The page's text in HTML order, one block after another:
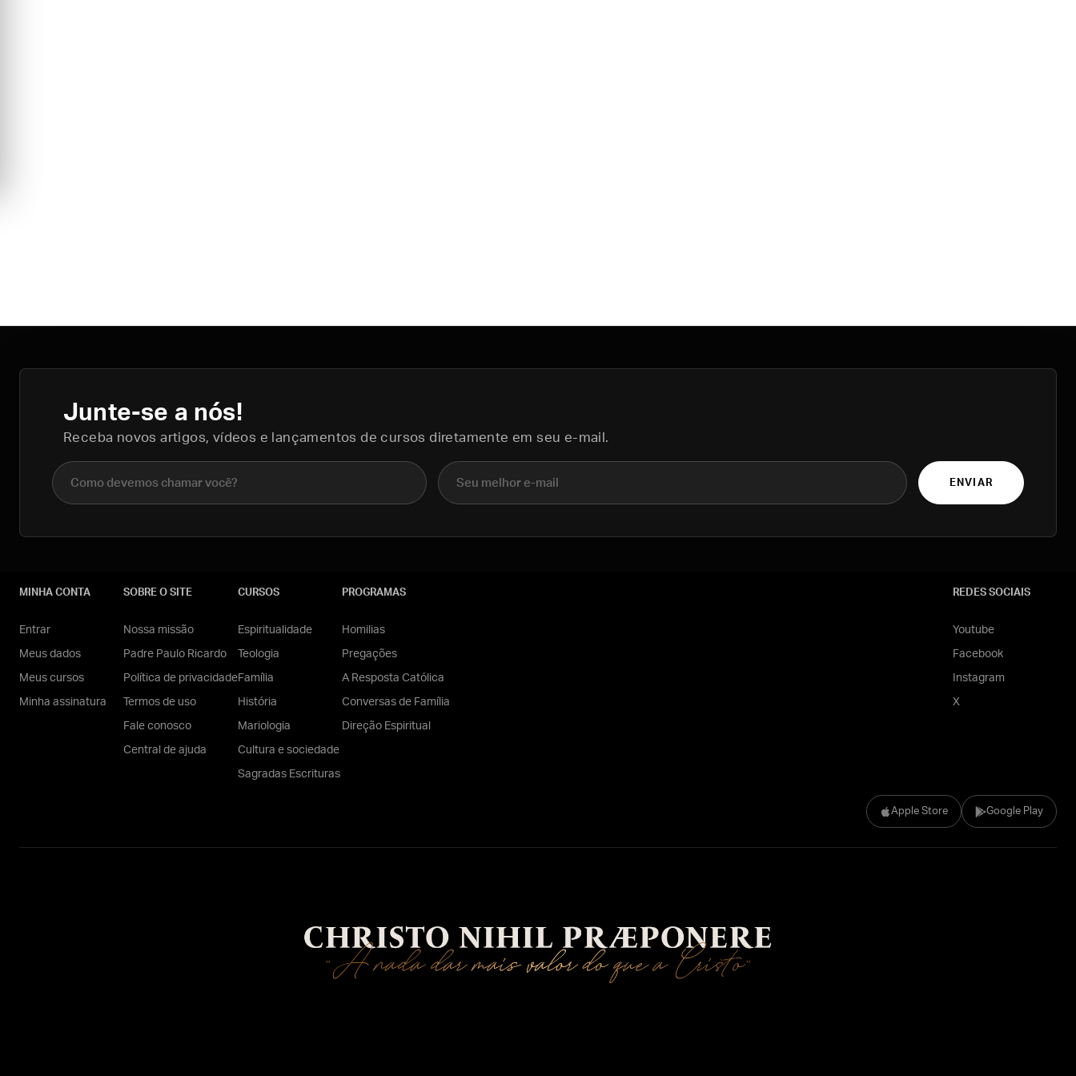
Junte-se a nós!
Receba novos artigos, vídeos e lançamentos de cursos diretamente em seu e-mail.
Nome completo E-mail
ENVIAR
Apple Store Google Play
MINHA CONTA
Entrar
Meus dados
Meus cursos
Minha assinatura
SOBRE O SITE
Nossa missão
Padre Paulo Ricardo
Política de privacidade
Termos de uso
Fale conosco
Central de ajuda
CURSOS
Espiritualidade
Teologia
Família
História
Mariologia
Cultura e sociedade
Sagradas Escrituras
PROGRAMAS
Homilias
Pregações
A Resposta Católica
Conversas de Família
Direção Espiritual
REDES SOCIAIS
Youtube
Facebook
Instagram
X